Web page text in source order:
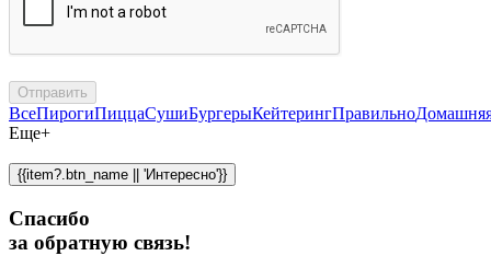
Отправить
ВсеПирогиПиццаСушиБургерыКейтерингПравильно
Еще+
{{item?.btn_name || 'Интересно'}}
Спасибо
за обратную связь!